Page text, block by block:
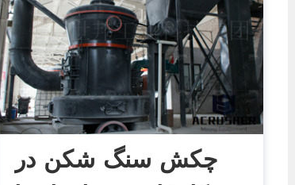
چکش سنگ شکن در